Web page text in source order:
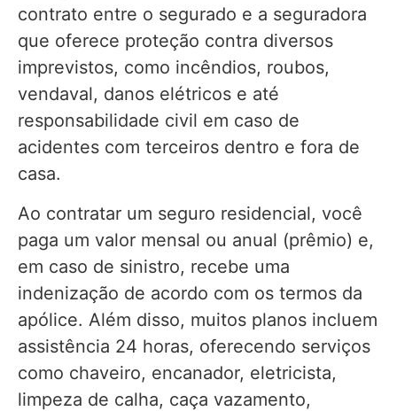
contrato entre o segurado e a seguradora
que oferece proteção contra diversos
imprevistos, como incêndios, roubos,
vendaval, danos elétricos e até
responsabilidade civil em caso de
acidentes com terceiros dentro e fora de
casa.
Ao contratar um seguro residencial, você
paga um valor mensal ou anual (prêmio) e,
em caso de sinistro, recebe uma
indenização de acordo com os termos da
apólice. Além disso, muitos planos incluem
assistência 24 horas, oferecendo serviços
como chaveiro, encanador, eletricista,
limpeza de calha, caça vazamento,